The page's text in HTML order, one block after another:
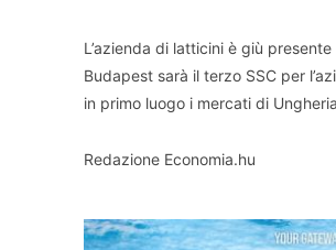
L’azienda di latticini è giù
Budapest sarà il terzo SSC per
in primo luogo i mercati di
Redazione Economia.hu